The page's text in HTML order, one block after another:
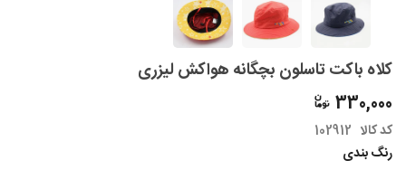
کلاه باکت تاسلون بچگانه هواکش لیزری
330,000
کد کالا 102912
رنگ بندی